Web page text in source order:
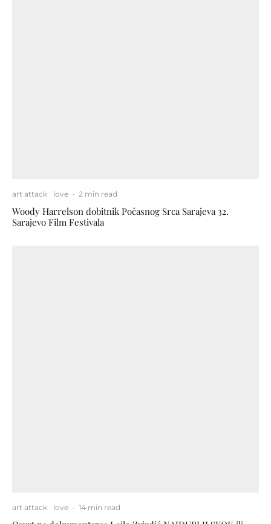
art attack love · 2 min read
Woody Harrelson dobitnik Počasnog Srca Sarajeva 32.
Sarajevo Film Festivala
art attack love · 14 min read